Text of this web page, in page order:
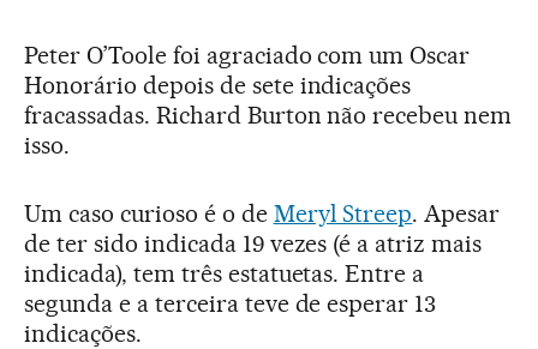
Peter O’Toole foi agraciado com um Oscar
Honorário depois de sete indicações
fracassadas. Richard Burton não recebeu nem
isso.
Um caso curioso é o de Meryl Streep. Apesar
de ter sido indicada 19 vezes (é a atriz mais
indicada), tem três estatuetas. Entre a
segunda e a terceira teve de esperar 13
indicações.